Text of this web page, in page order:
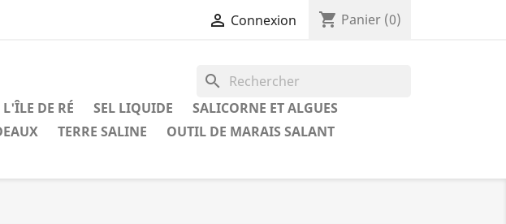
 Connexion shopping_cart Panier (0)
search
L'ÎLE DE RÉ SEL LIQUIDE
SALICORNE ET ALGUES
TERRE SALINE OUTIL DE MARAIS SALANT